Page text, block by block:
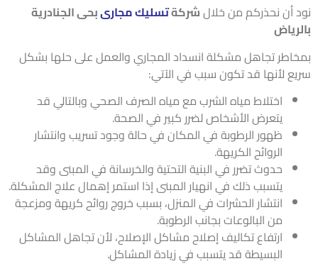
أن نحذركم من خلالشركةتسليك مجارىبحى الجنادرية
تجاهل مشكلة انسداد المجاري والعمل على حلها بشكل
لأنها قد تكون سبب في الآتي:
اختلاط مياه الشرب مع مياه الصرف الصحي وبالتالي قد
يتعرض الأشخاص لضرر كبير في الصحة.
ظهور الرطوبة في المكان في حالة وجود تسريب وانتشار
الروائح الكريهة.
حدوث تضرر في البنية التحتية والخرسانة في المبنى وقد
يتسبب ذلك في انهيار المبنى إذا استمر إهمال علاج المشكلة.
انتشار الحشرات في المنزل، بسبب خروج روائح كريهة ومزعجة
من البالوعات بجانب الرطوبة.
ارتفاع تكاليف إصلاح مشاكل الإصلاح، لأن تجاهل المشاكل
البسيطة قد يتسبب في زيادة المشاكل.